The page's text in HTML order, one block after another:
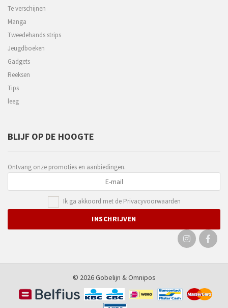
Te verschijnen
Manga
Tweedehands strips
Jeugdboeken
Gadgets
Reeksen
Tips
leeg
BLIJF OP DE HOOGTE
Ontvang onze promoties en aanbiedingen.
Ik ga akkoord met de Privacyvoorwaarden
© 2026 Gobelijn &Omnipos